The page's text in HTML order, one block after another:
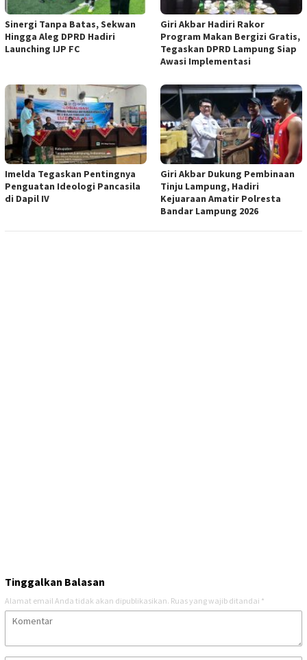
Sinergi Tanpa Batas, Sekwan
Hingga Aleg DPRD Hadiri
Launching IJP FC
Giri Akbar Hadiri Rakor
Program Makan Bergizi Gratis,
Tegaskan DPRD Lampung Siap
Awasi Implementasi
Imelda Tegaskan Pentingnya
Penguatan Ideologi Pancasila
di Dapil IV
Giri Akbar Dukung Pembinaan
Tinju Lampung, Hadiri
Kejuaraan Amatir Polresta
Bandar Lampung 2026
Tinggalkan Balasan
Alamat email Anda tidak akan dipublikasikan. Ruas yang wajib ditandai *